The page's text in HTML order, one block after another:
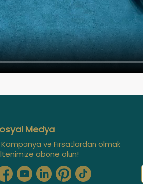
Medya
ve Fırsatlardan olmak
abone olun!